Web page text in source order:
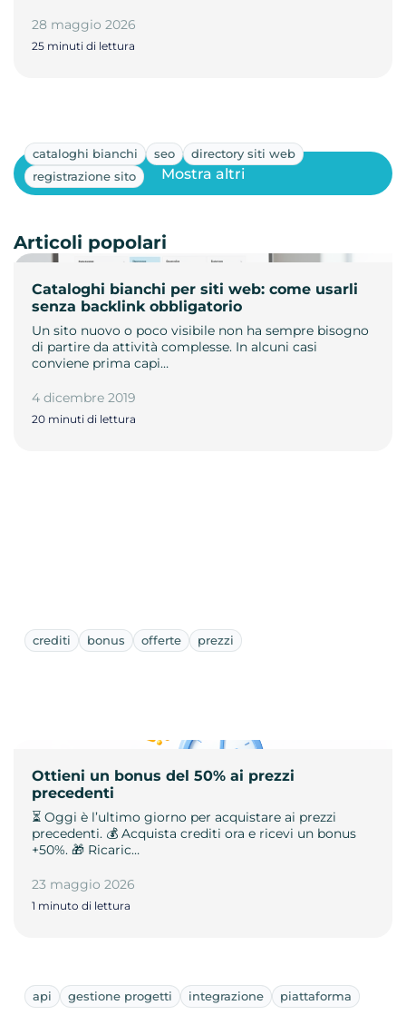
28 maggio 2026
25 minuti di lettura
cataloghi bianchi seo
directory siti web
registrazione sito
Cataloghi bianchi per siti web: come usarli
senza backlink obbligatorio
Un sito nuovo o poco visibile non ha sempre bisogno
di partire da attività complesse. In alcuni casi
conviene prima capi…
4 dicembre 2019
20 minuti di lettura
Mostra altri
Articoli popolari
crediti bonus offerte prezzi
Ottieni un bonus del 50% ai prezzi
precedenti
⏳ Oggi è l’ultimo giorno per acquistare ai prezzi
precedenti. 💰 Acquista crediti ora e ricevi un bonus
+50%. 🎁 Ricaric…
23 maggio 2026
1 minuto di lettura
api gestione progetti integrazione piattaforma